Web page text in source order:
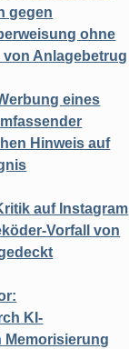
gegen
ohne
Anlagebetrug
eines
Hinweis auf
auf Instagram
Vorfall von
KI-
Memorisierung